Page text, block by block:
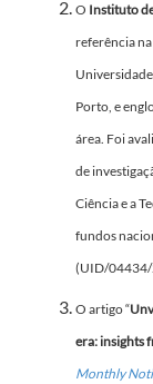
O Instituto
referência
Porto, e
área. Foi
de
Ciência e a
fundos
(UID/
O artigo“
era: insights
Monthly